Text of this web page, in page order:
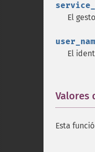
El
El
Valores
Esta